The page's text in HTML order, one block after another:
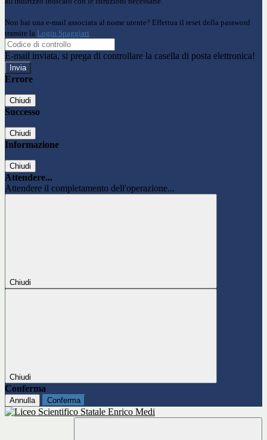
Non hai una e-mail associata al nome utente? Effettua il reset della password
tramite la Login Spaggiari
E-mail inviata, si prega di controllare la casella di posta elettronica!
Errore
Chiudi
Successo
Chiudi
Informazione
Chiudi
Attendere...
Attendere il completamento dell'operazione...
Chiudi
Chiudi
Conferma
Annulla Conferma